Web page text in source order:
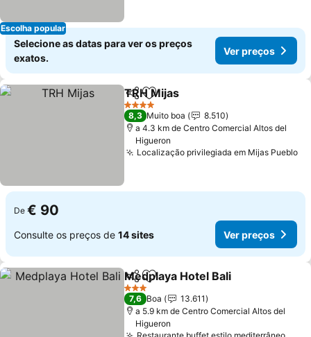
Escolha popular
Selecione as datas para ver os preços
exatos.
Ver preços
PartilharAdicionar aos favoritos
TRH Mijas
4 Estrelas
8,3 Muito boa
8.510
a 4.3 km de Centro Comercial Altos del
Higueron
Localização privilegiada em Mijas Pueblo
De € 90
Consulte os preços de 14 sites Ver preços
PartilharAdicionar aos favoritos
Medplaya Hotel Bali
3 Estrelas
7,6 Boa
13.611
a 5.9 km de Centro Comercial Altos del
Higueron